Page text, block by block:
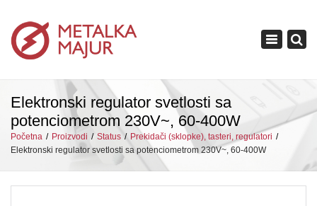
Toggle
Elektronski regulator svetlosti sa
potenciometrom 230V~, 60-400W
Početna Proizvodi Status
Prekidači (sklopke), tasteri, regulatori
Elektronski regulator svetlosti sa potenciometrom 230V~, 60-400W